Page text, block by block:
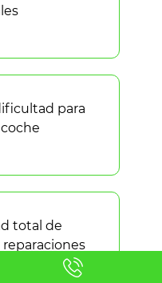
para
total de